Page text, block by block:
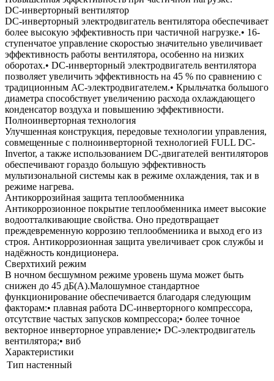
DC-инверторный вентилятор
DC-инверторный электродвигатель вентилятора обеспечивает
более высокую эффективность при частичной нагрузке.• 16-
ступенчатое управление скоростью значительно увеличивает
эффективность работы вентилятора, особенно на низких
оборотах.• DC-инверторный электродвигатель вентилятора
позволяет увеличить эффективность на 45 % по сравнению с
традиционным АС-электродвигателем.• Крыльчатка большого
диаметра способствует увеличению расхода охлаждающего
конденсатор воздуха и повышению эффективности.
Полноинверторная технология
Улучшенная конструкция, передовые технологии управления,
совмещенные с полноинверторной технологией FULL DC-
Invertor, а также использованием DC-двигателей вентиляторов
обеспечивают гораздо большую эффективность
мультизональной системы как в режиме охлаждения, так и в
режиме нагрева.
Антикоррозийная защита теплообменника
Антикоррозионное покрытие теплообменника имеет высокие
водоотталкивающие свойства. Оно предотвращает
преждевременную коррозию теплообмениика и выход его из
строя. Антикоррозионная защита увеличивает срок службы и
надёжность кондиционера.
Сверхтихий режим
В ночном бесшумном режиме уровень шума может быть
снижен до 45 дБ(А).Малошумное стандартное
функционирование обеспечивается благодаря следующим
факторам:• плавная работа DC-инверторного компрессора,
отсутствие частых запусков компрессора;• более точное
векторное инверторное управление;• DC-электродвигатель
вентилятора;• виб
Характеристики
Тип настенный